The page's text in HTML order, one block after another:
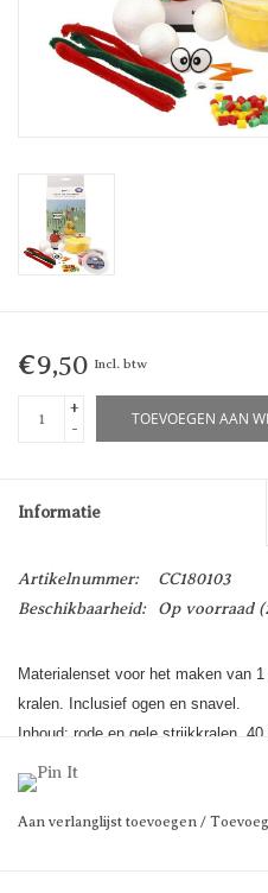
€9,50 Incl. btw
+
-
TOEVOEGEN AAN
Informatie
Artikelnummer:
CC180103
Beschikbaarheid:
Op voorraad
Materialenset voor het maken van
kralen. Inclusief ogen en snavel.
Inhoud: rode en gele strijkkralen,
Clay, 1 set grappige ogen, 2x rood
styroporballen.
Prijs per set.
Aan verlanglijst toevoegen /